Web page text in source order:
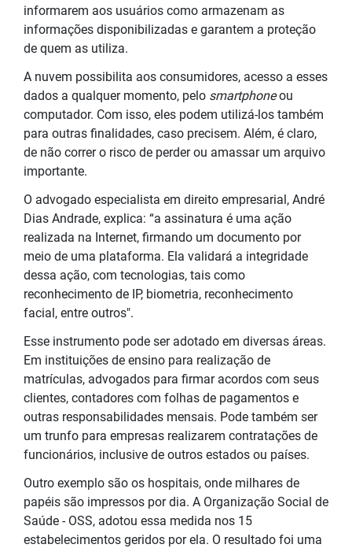
informarem aos usuários como armazenam as
informações disponibilizadas e garantem a proteção
de quem as utiliza.
A nuvem possibilita aos consumidores, acesso a esses
dados a qualquer momento, pelo smartphoneou
computador. Com isso, eles podem utilizá-los também
para outras finalidades, caso precisem. Além, é claro,
de não correr o risco de perder ou amassar um arquivo
importante.
O advogado especialista em direito empresarial, André
Dias Andrade, explica: “a assinatura é uma ação
realizada na Internet, firmando um documento por
meio de uma plataforma. Ela validará a integridade
dessa ação, com tecnologias, tais como
reconhecimento de IP, biometria, reconhecimento
facial, entre outros".
Esse instrumento pode ser adotado em diversas áreas.
Em instituições de ensino para realização de
matrículas, advogados para firmar acordos com seus
clientes, contadores com folhas de pagamentos e
outras responsabilidades mensais. Pode também ser
um trunfo para empresas realizarem contratações de
funcionários, inclusive de outros estados ou países.
Outro exemplo são os hospitais, onde milhares de
papéis são impressos por dia. A Organização Social de
Saúde - OSS, adotou essa medida nos 15
estabelecimentos geridos por ela. O resultado foi uma